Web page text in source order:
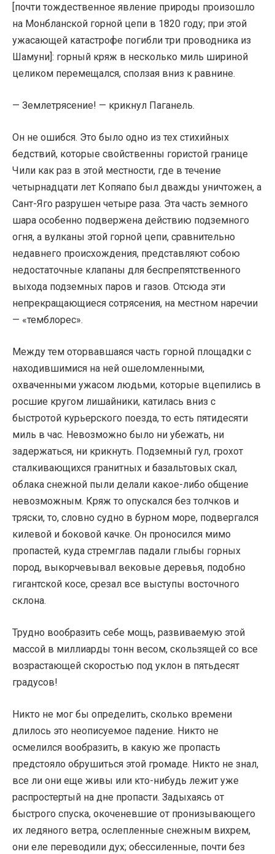
[почти тождественное явление природы произошло
на Монбланской горной цепи в 1820 году; при этой
ужасающей катастрофе погибли три проводника из
Шамуни]: горный кряж в несколько миль шириной
целиком перемещался, сползая вниз к равнине.
— Землетрясение! — крикнул Паганель.
Он не ошибся. Это было одно из тех стихийных
бедствий, которые свойственны гористой границе
Чили как раз в этой местности, где в течение
четырнадцати лет Копяапо был дважды уничтожен, а
Сант-Яго разрушен четыре раза. Эта часть земного
шара особенно подвержена действию подземного
огня, а вулканы этой горной цепи, сравнительно
недавнего происхождения, представляют собою
недостаточные клапаны для беспрепятственного
выхода подземных паров и газов. Отсюда эти
непрекращающиеся сотрясения, на местном наречии
— «темблорес».
Между тем оторвавшаяся часть горной площадки с
находившимися на ней ошеломленными,
охваченными ужасом людьми, которые вцепились в
росшие кругом лишайники, катилась вниз с
быстротой курьерского поезда, то есть пятидесяти
миль в час. Невозможно было ни убежать, ни
задержаться, ни крикнуть. Подземный гул, грохот
сталкивающихся гранитных и базальтовых скал,
облака снежной пыли делали какое-либо общение
невозможным. Кряж то опускался без толчков и
тряски, то, словно судно в бурном море, подвергался
килевой и боковой качке. Он проносился мимо
пропастей, куда стремглав падали глыбы горных
пород, выкорчевывал вековые деревья, подобно
гигантской косе, срезал все выступы восточного
склона.
Трудно вообразить себе мощь, развиваемую этой
массой в миллиарды тонн весом, скользящей со все
возрастающей скоростью под уклон в пятьдесят
градусов!
Никто не мог бы определить, сколько времени
длилось это неописуемое падение. Никто не
осмелился вообразить, в какую же пропасть
предстояло обрушиться этой громаде. Никто не знал,
все ли они еще живы или кто-нибудь лежит уже
распростертый на дне пропасти. Задыхаясь от
быстрого спуска, окоченевшие от пронизывающего
их ледяного ветра, ослепленные снежным вихрем,
они еле переводили дух; обессиленные, почти без